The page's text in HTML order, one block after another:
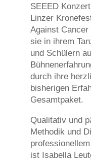
SEEED
Linzer
Against
sie in ihrem
und Schülern
durch ihre
bisherigen
Gesamtpaket.
Qualitativ und
Methodik und
ist Isabella